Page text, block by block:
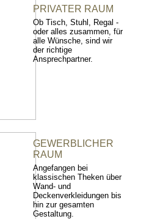
PRIVATER RAUM
Ob Tisch, Stuhl, Regal -
oder alles zusammen, für
alle Wünsche, sind wir
der richtige
Ansprechpartner.
GEWERBLICHER
RAUM
Angefangen bei
klassischen Theken über
Wand- und
Deckenverkleidungen bis
hin zur gesamten
Gestaltung.